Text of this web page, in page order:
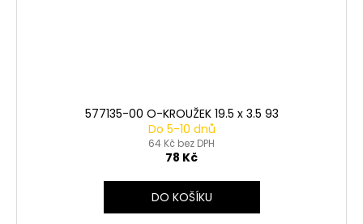
577135-00 O-KROUŽEK 19.5 x 3.5 93
Do 5-10 dnů
64 Kč bez DPH
78 Kč
DO KOŠÍKU